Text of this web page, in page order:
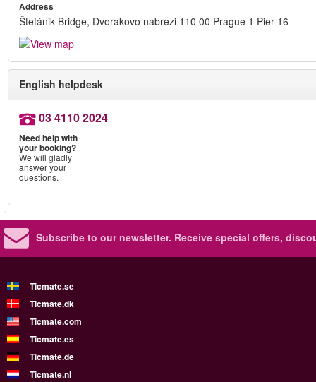
Address
Štefánik Bridge, Dvorakovo nabrezi 110 00 Prague 1 Pier 16
English helpdesk
03 4110 2024
Need help with
your booking?
We will gladly
answer your
questions.
Subscribe to our newsletter. Receive special offers,
Ticmate.se
Ticmate.dk
Ticmate.com
Ticmate.es
Ticmate.de
Ticmate.nl